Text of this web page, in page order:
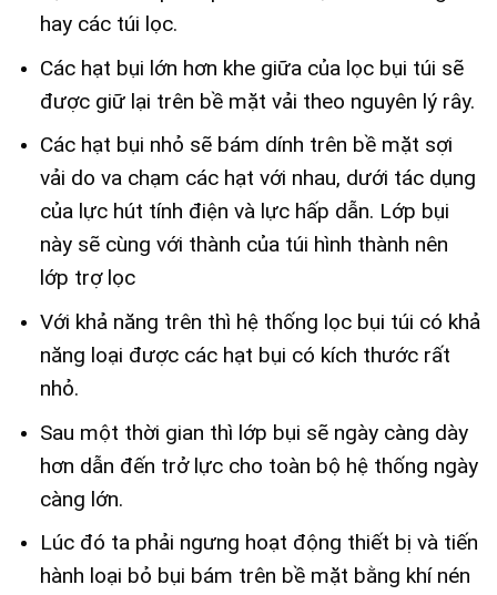
hay các túi lọc.
Các hạt bụi lớn hơn khe giữa của lọc bụi túi sẽ
được giữ lại trên bề mặt vải theo nguyên lý rây.
Các hạt bụi nhỏ sẽ bám dính trên bề mặt sợi
vải do va chạm các hạt với nhau, dưới tác dụng
của lực hút tính điện và lực hấp dẫn. Lớp bụi
này sẽ cùng với thành của túi hình thành nên
lớp trợ lọc
Với khả năng trên thì hệ thống lọc bụi túi có khả
năng loại được các hạt bụi có kích thước rất
nhỏ.
Sau một thời gian thì lớp bụi sẽ ngày càng dày
hơn dẫn đến trở lực cho toàn bộ hệ thống ngày
càng lớn.
Lúc đó ta phải ngưng hoạt động thiết bị và tiến
hành loại bỏ bụi bám trên bề mặt bằng khí nén